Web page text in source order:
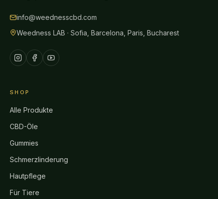
info@weednesscbd.com
Weedness LAB · Sofia, Barcelona, Paris, Bucharest
SHOP
Alle Produkte
CBD-Öle
Gummies
Schmerzlinderung
Hautpflege
Für Tiere